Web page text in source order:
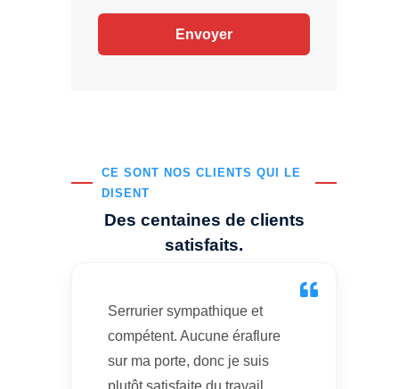
CE SONT NOS CLIENTS QUI LE
DISENT
Des centaines de clients
satisfaits.
Serrurier sympathique et
compétent. Aucune éraflure
sur ma porte, donc je suis